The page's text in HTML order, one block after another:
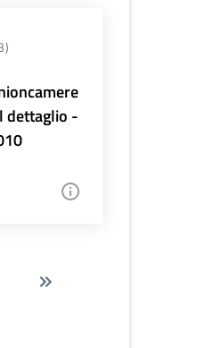
dettaglio -